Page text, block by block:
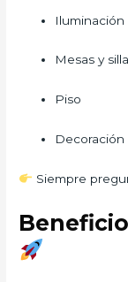
Iluminación
Mesas y
Piso
Decoración
Siempre